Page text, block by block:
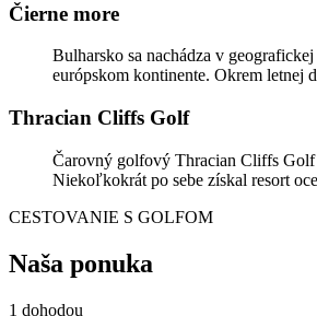
Čierne more
Bulharsko sa nachádza v
európskom kontinente. Okrem letnej
Thracian Cliffs Golf
Čarovný golfový Thracian Cliffs Golf
Niekoľkokrát po sebe získal resort
CESTOVANIE S GOLFOM
Naša ponuka
1 dohodou